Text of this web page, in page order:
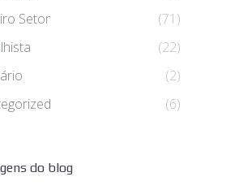
Setor
(71)
(22)
(2)
(6)
do blog